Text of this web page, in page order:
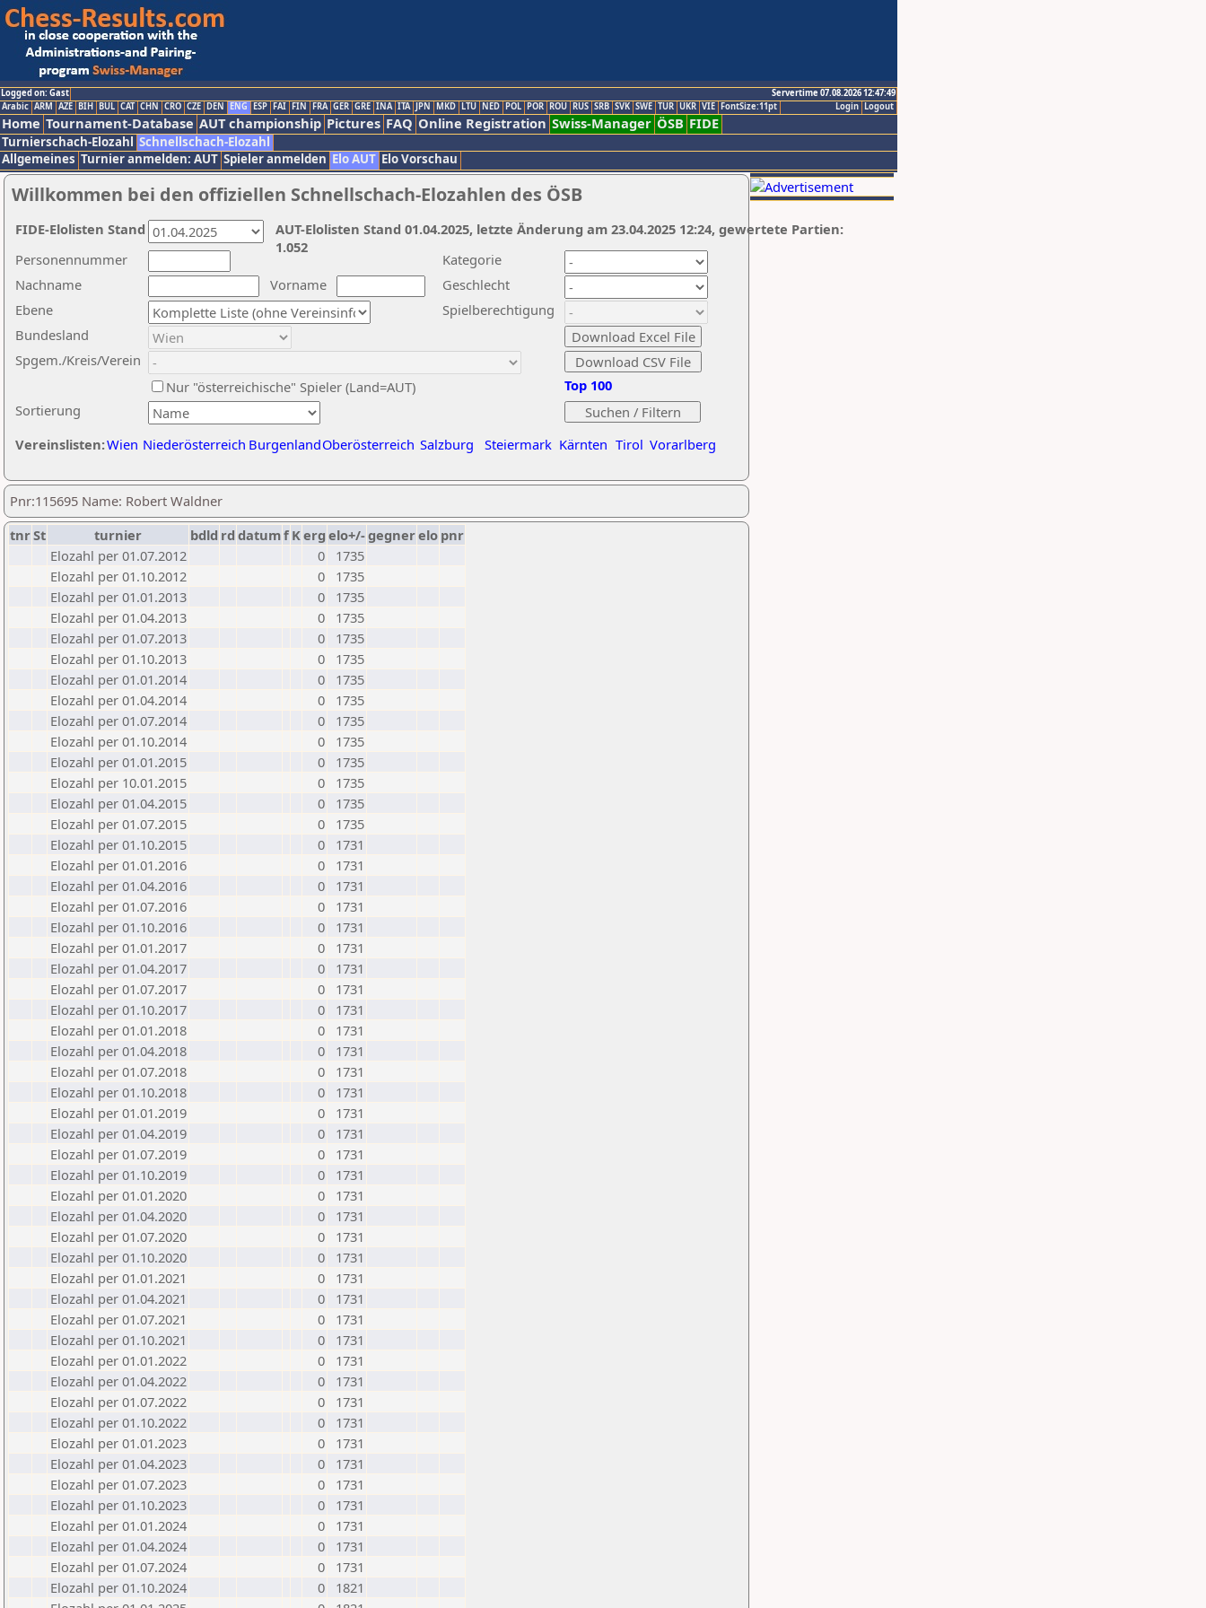
Logged on: Gast
Servertime 07.08.2026 12:47:49
Logout
Login
Arabic ARM AZE BIH BUL CAT CHN CRO CZE DEN ENG ESP FAI FIN FRA GER GRE INA ITA JPN MKD LTU NED POL POR ROU RUS SRB SVK SWE TUR UKR VIE FontSize:11pt
Home Tournament-Database AUT championship Pictures FAQ Online Registration Swiss-Manager ÖSB FIDE
Turnierschach-Elozahl Schnellschach-Elozahl
Allgemeines Turnier anmelden: AUT Spieler anmelden Elo AUT Elo Vorschau
Willkommen bei den offiziellen Schnellschach-Elozahlen des ÖSB
Nachname
Vorname
Ebene
Kategorie
Sortierung
Personennummer
Bundesland
Spgem./Kreis/Verein
Geschlecht
Nur "österreichische" Spieler (Land=AUT)
Spielberechtigung
Vereinslisten:Wien Niederösterreich BurgenlandOberösterreich Salzburg Steiermark Kärnten Tirol Vorarlberg
Top 100
AUT-Elolisten Stand 01.04.2025, letzte Änderung am 23.04.2025 12:24, gewertete Partien:
1.052
FIDE-Elolisten Stand
Pnr:115695 Name: Robert Waldner
tnrSt turnier bdld rd datumf Kerg elo+/-gegnerelo pnr
Elozahl per 01.07.2012
0
1735
Elozahl per 01.10.2012
0
1735
Elozahl per 01.01.2013
0
1735
Elozahl per 01.04.2013
0
1735
Elozahl per 01.07.2013
0
1735
Elozahl per 01.10.2013
0
1735
Elozahl per 01.01.2014
0
1735
Elozahl per 01.04.2014
0
1735
Elozahl per 01.07.2014
0
1735
Elozahl per 01.10.2014
0
1735
Elozahl per 01.01.2015
0
1735
Elozahl per 10.01.2015
0
1735
Elozahl per 01.04.2015
0
1735
Elozahl per 01.07.2015
0
1735
Elozahl per 01.10.2015
0
1731
Elozahl per 01.01.2016
0
1731
Elozahl per 01.04.2016
0
1731
Elozahl per 01.07.2016
0
1731
Elozahl per 01.10.2016
0
1731
Elozahl per 01.01.2017
0
1731
Elozahl per 01.04.2017
0
1731
Elozahl per 01.07.2017
0
1731
Elozahl per 01.10.2017
0
1731
Elozahl per 01.01.2018
0
1731
Elozahl per 01.04.2018
0
1731
Elozahl per 01.07.2018
0
1731
Elozahl per 01.10.2018
0
1731
Elozahl per 01.01.2019
0
1731
Elozahl per 01.04.2019
0
1731
Elozahl per 01.07.2019
0
1731
Elozahl per 01.10.2019
0
1731
Elozahl per 01.01.2020
0
1731
Elozahl per 01.04.2020
0
1731
Elozahl per 01.07.2020
0
1731
Elozahl per 01.10.2020
0
1731
Elozahl per 01.01.2021
0
1731
Elozahl per 01.04.2021
0
1731
Elozahl per 01.07.2021
0
1731
Elozahl per 01.10.2021
0
1731
Elozahl per 01.01.2022
0
1731
Elozahl per 01.04.2022
0
1731
Elozahl per 01.07.2022
0
1731
Elozahl per 01.10.2022
0
1731
Elozahl per 01.01.2023
0
1731
Elozahl per 01.04.2023
0
1731
Elozahl per 01.07.2023
0
1731
Elozahl per 01.10.2023
0
1731
Elozahl per 01.01.2024
0
1731
Elozahl per 01.04.2024
0
1731
Elozahl per 01.07.2024
0
1731
Elozahl per 01.10.2024
0
1821